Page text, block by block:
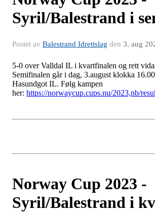
Syril/Balestrand i
Postet av Balestrand Idrettslag den 3. aug
5-0 over Valldal IL i kvartfinalen og rett
Semifinalen går i dag, 3.august klokka
Hasundgot IL. Følg kampen
her: https://norwaycup.cups.nu/2023,nb/
Norway Cup 2023 -
Syril/Balestrand i